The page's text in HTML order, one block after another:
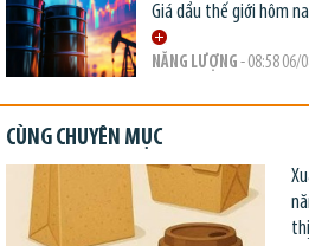
Giá dầu thế giới hôm
NĂNG LƯỢNG - 08:58 06/
CÙNG CHUYÊN MỤC